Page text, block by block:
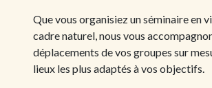
Que vous organisiez un séminaire en
cadre naturel, nous vous
déplacements de vos groupes sur
lieux les plus adaptés à vos objectifs.